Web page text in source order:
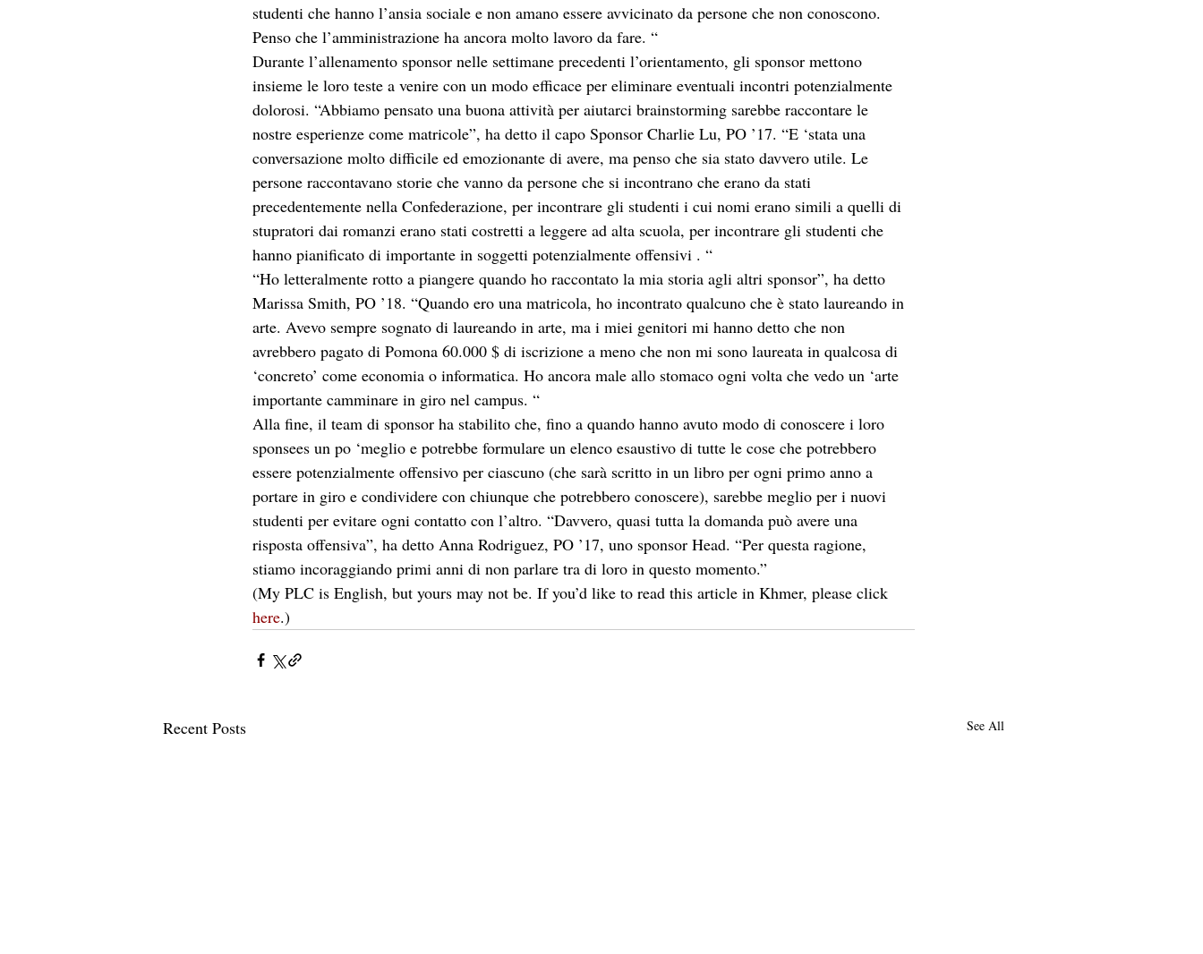
studenti che hanno l’ansia sociale e non amano essere avvicinato da persone che non conoscono.
Penso che l’amministrazione ha ancora molto lavoro da fare. “
Durante l’allenamento sponsor nelle settimane precedenti l’orientamento, gli sponsor mettono
insieme le loro teste a venire con un modo efficace per eliminare eventuali incontri potenzialmente
dolorosi. “Abbiamo pensato una buona attività per aiutarci brainstorming sarebbe raccontare le
nostre esperienze come matricole”, ha detto il capo Sponsor Charlie Lu, PO ’17. “E ‘stata una
conversazione molto difficile ed emozionante di avere, ma penso che sia stato davvero utile. Le
persone raccontavano storie che vanno da persone che si incontrano che erano da stati
precedentemente nella Confederazione, per incontrare gli studenti i cui nomi erano simili a quelli di
stupratori dai romanzi erano stati costretti a leggere ad alta scuola, per incontrare gli studenti che
hanno pianificato di importante in soggetti potenzialmente offensivi . “
“Ho letteralmente rotto a piangere quando ho raccontato la mia storia agli altri sponsor”, ha detto
Marissa Smith, PO ’18. “Quando ero una matricola, ho incontrato qualcuno che è stato laureando in
arte. Avevo sempre sognato di laureando in arte, ma i miei genitori mi hanno detto che non
avrebbero pagato di Pomona 60.000 $ di iscrizione a meno che non mi sono laureata in qualcosa di
‘concreto’ come economia o informatica. Ho ancora male allo stomaco ogni volta che vedo un ‘arte
importante camminare in giro nel campus. “
Alla fine, il team di sponsor ha stabilito che, fino a quando hanno avuto modo di conoscere i loro
sponsees un po ‘meglio e potrebbe formulare un elenco esaustivo di tutte le cose che potrebbero
essere potenzialmente offensivo per ciascuno (che sarà scritto in un libro per ogni primo anno a
portare in giro e condividere con chiunque che potrebbero conoscere), sarebbe meglio per i nuovi
studenti per evitare ogni contatto con l’altro. “Davvero, quasi tutta la domanda può avere una
risposta offensiva”, ha detto Anna Rodriguez, PO ’17, uno sponsor Head. “Per questa ragione,
stiamo incoraggiando primi anni di non parlare tra di loro in questo momento.”
(My PLC is English, but yours may not be. If you’d like to read this article in Khmer, please click
here.)
Recent Posts See All